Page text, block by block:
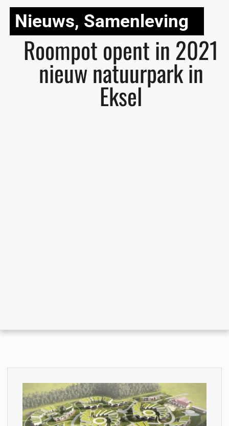
Nieuws, Samenleving
Roompot opent in 2021
nieuw natuurpark in
Eksel